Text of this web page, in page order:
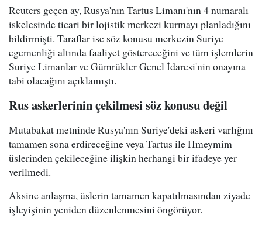
Reuters geçen ay, Rusya'nın Tartus Limanı'nın 4 numaralı
iskelesinde ticari bir lojistik merkezi kurmayı planladığını
bildirmişti. Taraflar ise söz konusu merkezin Suriye
egemenliği altında faaliyet göstereceğini ve tüm işlemlerin
Suriye Limanlar ve Gümrükler Genel İdaresi'nin onayına
tabi olacağını açıklamıştı.
Rus askerlerinin çekilmesi söz konusu değil
Mutabakat metninde Rusya'nın Suriye'deki askeri varlığını
tamamen sona erdireceğine veya Tartus ile Hmeymim
üslerinden çekileceğine ilişkin herhangi bir ifadeye yer
verilmedi.
Aksine anlaşma, üslerin tamamen kapatılmasından ziyade
işleyişinin yeniden düzenlenmesini öngörüyor.